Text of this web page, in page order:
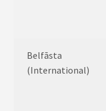
Belfāsta
(International)